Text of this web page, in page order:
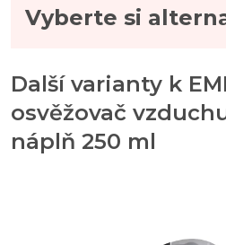
Vyberte si
Další varianty k
osvěžovač
náplň 250 ml